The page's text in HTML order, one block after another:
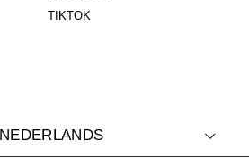
TIKTOK
NEDERLANDS